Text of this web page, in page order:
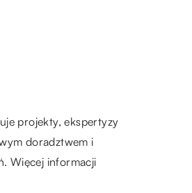
projekty, ekspertyzy
doradztwem i
Więcej informacji